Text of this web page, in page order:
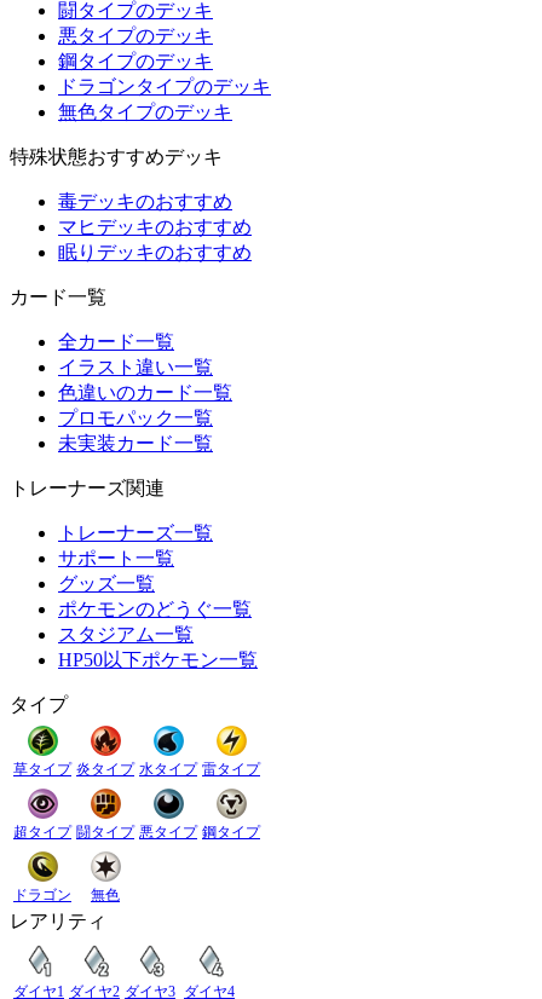
闘タイプのデッキ
悪タイプのデッキ
鋼タイプのデッキ
ドラゴンタイプのデッキ
無色タイプのデッキ
特殊状態おすすめデッキ
毒デッキのおすすめ
マヒデッキのおすすめ
眠りデッキのおすすめ
カード一覧
全カード一覧
イラスト違い一覧
色違いのカード一覧
プロモパック一覧
未実装カード一覧
トレーナーズ関連
トレーナーズ一覧
サポート一覧
グッズ一覧
ポケモンのどうぐ一覧
スタジアム一覧
HP50以下ポケモン一覧
タイプ
草タイプ 炎タイプ 水タイプ 雷タイプ
超タイプ 闘タイプ 悪タイプ 鋼タイプ
ドラゴン 無色
レアリティ
ダイヤ1 ダイヤ2 ダイヤ3 ダイヤ4